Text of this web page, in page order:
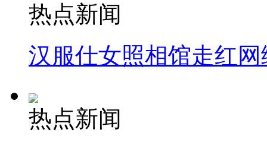
热点新闻
汉服仕女照相馆走红网
热点新闻